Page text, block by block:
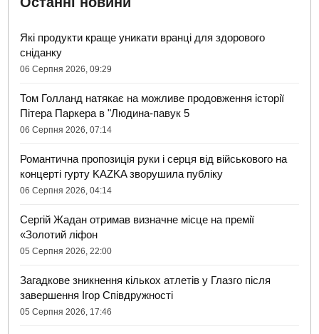
Які продукти краще уникати вранці для здорового
сніданку
06 Серпня 2026, 09:29
Том Голланд натякає на можливе продовження історії
Пітера Паркера в "Людина-павук 5
06 Серпня 2026, 07:14
Романтична пропозиція руки і серця від військового на
концерті гурту KAZKA зворушила публіку
06 Серпня 2026, 04:14
Сергій Жадан отримав визначне місце на премії
«Золотий ліфон
05 Серпня 2026, 22:00
Загадкове зникнення кількох атлетів у Глазго після
завершення Ігор Співдружності
05 Серпня 2026, 17:46